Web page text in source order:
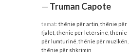
— Truman Capote
temat: thënie për artin thënie për
fjalët, thënie për letërsinë thënie
për lumturinë thënie për muzikën
thënie për shkrimin